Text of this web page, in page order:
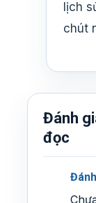
lịch
chút
Đánh
đọc